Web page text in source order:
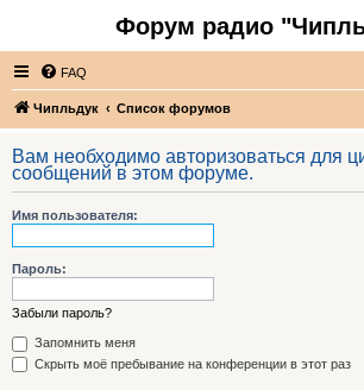
Форум радио
FAQ
Чипльдук Список форумов
Вам необходимо авторизоваться для
сообщений в этом форуме.
Имя пользователя:
Пароль:
Забыли пароль?
Запомнить меня
Скрыть моё пребывание на конференции в этот раз